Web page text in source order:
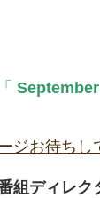
「 September
ジお待ちし
組ディレク